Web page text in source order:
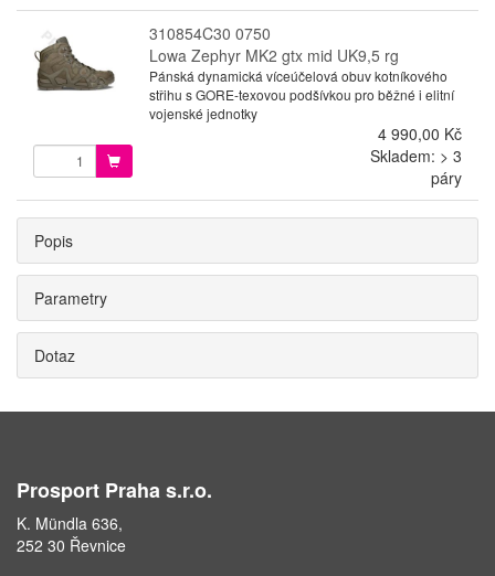
310854C30 0750
Lowa Zephyr MK2 gtx mid UK9,5 rg
Pánská dynamická víceúčelová obuv kotníkového
střihu s GORE-texovou podšívkou pro běžné i elitní
vojenské jednotky
4 990,00 Kč
Skladem: > 3
páry
Popis
Parametry
Dotaz
Prosport Praha s.r.o.
K. Mündla 636,
252 30 Řevnice